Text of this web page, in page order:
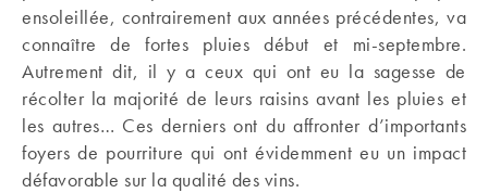
ensoleillée, contrairement aux années précédentes, va
connaître de fortes pluies début et mi-septembre.
Autrement dit, il y a ceux qui ont eu la sagesse de
récolter la majorité de leurs raisins avant les pluies et
les autres… Ces derniers ont du affronter d’importants
foyers de pourriture qui ont évidemment eu un impact
défavorable sur la qualité des vins.